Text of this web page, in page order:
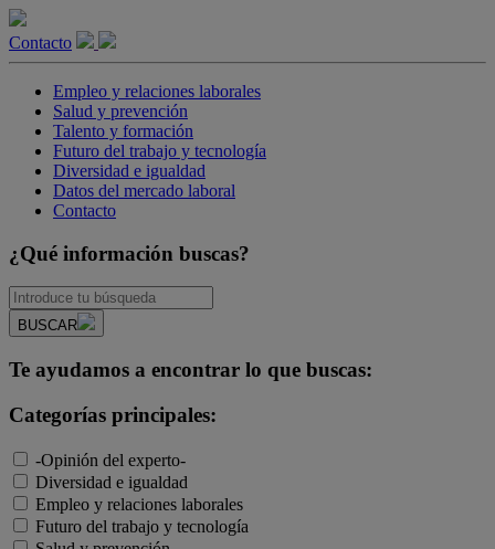
Contacto
Empleo y relaciones laborales
Salud y prevención
Talento y formación
Futuro del trabajo y tecnología
Diversidad e igualdad
Datos del mercado laboral
Contacto
¿Qué información buscas?
BUSCAR
Te ayudamos a encontrar lo que buscas:
Categorías principales:
-Opinión del experto-
Diversidad e igualdad
Empleo y relaciones laborales
Futuro del trabajo y tecnología